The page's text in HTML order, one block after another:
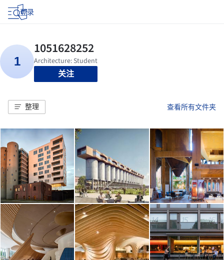
登录
关注
整理 查看所有文件夹